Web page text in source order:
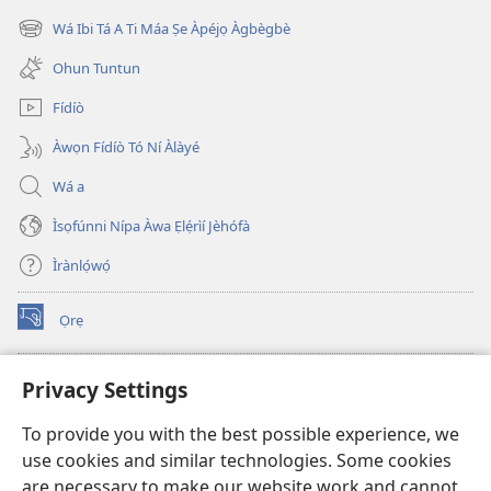
Privacy Settings
To provide you with the best possible experience, we
use cookies and similar technologies. Some cookies
new
window)
Wá Ibi Tá A Ti Máa Ṣe Àpéjọ Àgbègbè
(opens
new
window)
Ohun Tuntun
Fídíò
Àwọn Fídíò Tó Ní Àlàyé
Wá a
Ìsọfúnni Nípa Àwa Ẹlẹ́rìí Jèhófà
Ìrànlọ́wọ́
Ọrẹ
(opens
new
ÀKÁ ÌWÉ ORÍ ÍŃTÁNẸ́Ẹ̀TÌ TI Watchtower™
(opens
window)JW Hub
(opens
new
window)JW Library